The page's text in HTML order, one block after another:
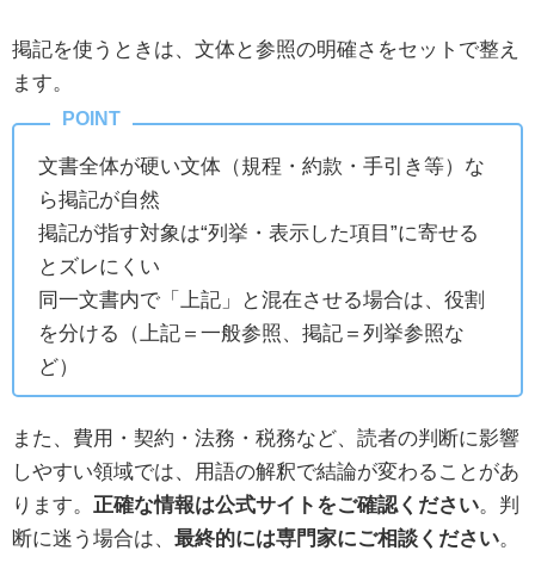
掲記を使うときは、文体と参照の明確さをセットで整え
ます。
文書全体が硬い文体（規程・約款・手引き等）な
ら掲記が自然
掲記が指す対象は“列挙・表示した項目”に寄せる
とズレにくい
同一文書内で「上記」と混在させる場合は、役割
を分ける（上記＝一般参照、掲記＝列挙参照な
ど）
また、費用・契約・法務・税務など、読者の判断に影響
しやすい領域では、用語の解釈で結論が変わることがあ
ります。 正確な情報は公式サイトをご確認ください 。判
断に迷う場合は、 最終的には専門家にご相談ください